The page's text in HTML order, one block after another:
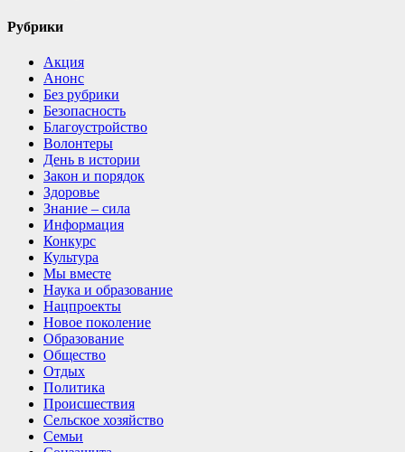
Рубрики
Акция
Анонс
Без рубрики
Безопасность
Благоустройство
Волонтеры
День в истории
Закон и порядок
Здоровье
Знание – сила
Информация
Конкурс
Культура
Мы вместе
Наука и образование
Нацпроекты
Новое поколение
Образование
Общество
Отдых
Политика
Происшествия
Сельское хозяйство
Семьи